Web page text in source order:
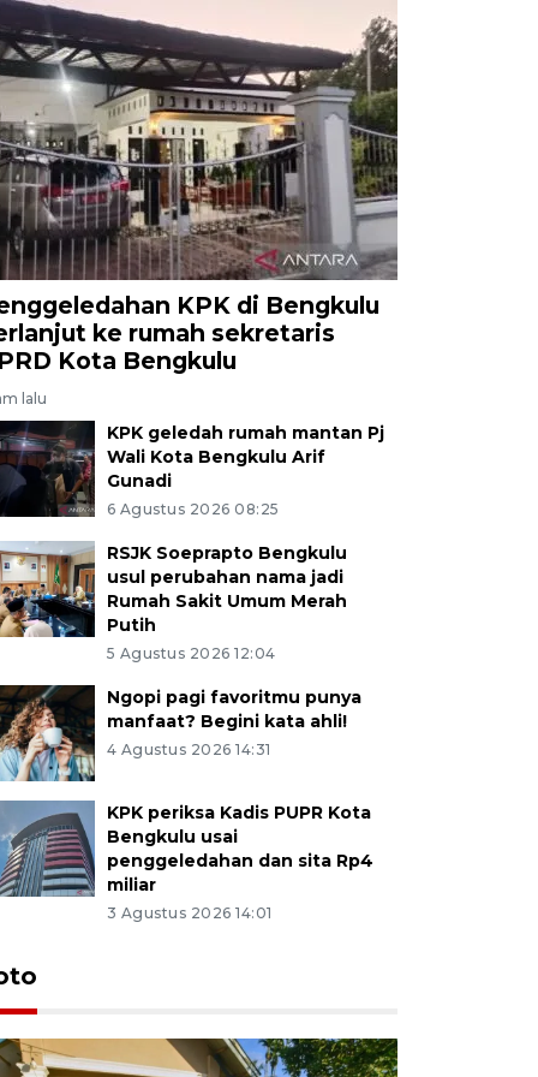
KPK di Bengkulu
ke rumah sekretaris
Kota Bengkulu
lalu
KPK geledah rumah mantan Pj
Wali Kota Bengkulu Arif
Gunadi
6 Agustus 2026 08:25
RSJK Soeprapto Bengkulu
usul perubahan nama jadi
Rumah Sakit Umum Merah
Putih
5 Agustus 2026 12:04
Ngopi pagi favoritmu punya
manfaat? Begini kata ahli!
4 Agustus 2026 14:31
KPK periksa Kadis PUPR Kota
Bengkulu usai
penggeledahan dan sita Rp4
miliar
3 Agustus 2026 14:01